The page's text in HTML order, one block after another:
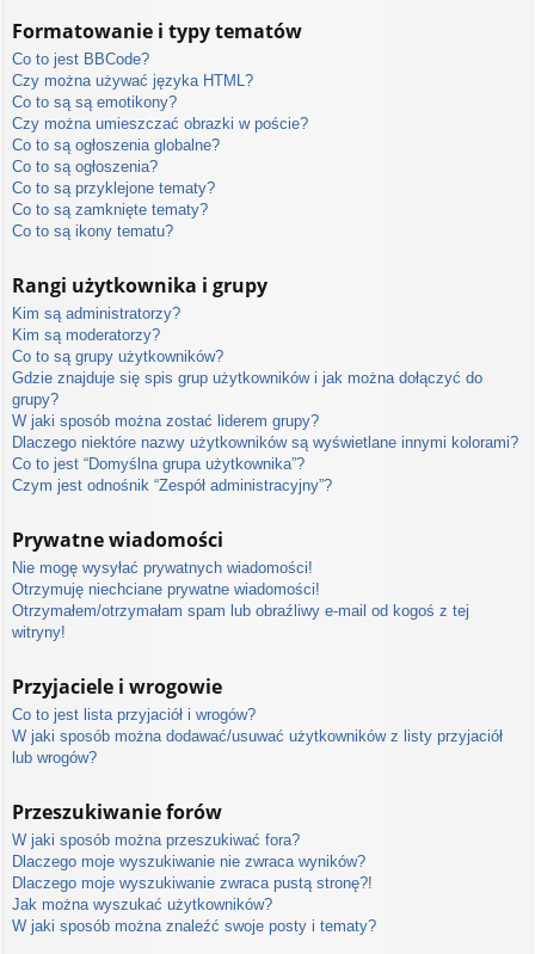
Formatowanie i typy tematów
Co to jest BBCode?
Czy można używać języka HTML?
Co to są są emotikony?
Czy można umieszczać obrazki w poście?
Co to są ogłoszenia globalne?
Co to są ogłoszenia?
Co to są przyklejone tematy?
Co to są zamknięte tematy?
Co to są ikony tematu?
Rangi użytkownika i grupy
Kim są administratorzy?
Kim są moderatorzy?
Co to są grupy użytkowników?
Gdzie znajduje się spis grup użytkowników i jak można dołączyć do
grupy?
W jaki sposób można zostać liderem grupy?
Dlaczego niektóre nazwy użytkowników są wyświetlane innymi kolorami?
Co to jest “Domyślna grupa użytkownika”?
Czym jest odnośnik “Zespół administracyjny”?
Prywatne wiadomości
Nie mogę wysyłać prywatnych wiadomości!
Otrzymuję niechciane prywatne wiadomości!
Otrzymałem/otrzymałam spam lub obraźliwy e-mail od kogoś z tej
witryny!
Przyjaciele i wrogowie
Co to jest lista przyjaciół i wrogów?
W jaki sposób można dodawać/usuwać użytkowników z listy przyjaciół
lub wrogów?
Przeszukiwanie forów
W jaki sposób można przeszukiwać fora?
Dlaczego moje wyszukiwanie nie zwraca wyników?
Dlaczego moje wyszukiwanie zwraca pustą stronę?!
Jak można wyszukać użytkowników?
W jaki sposób można znaleźć swoje posty i tematy?